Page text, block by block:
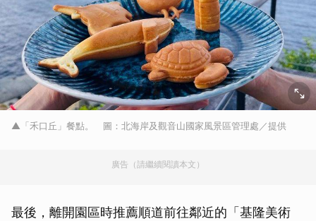
▲「禾口丘」餐點。 圖：北海岸及觀音山國家風景區管理處／提供
廣告（請繼續閱讀本文）
最後，離開園區時推薦順道前往鄰近的「基隆美術